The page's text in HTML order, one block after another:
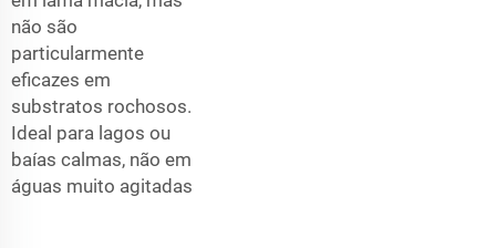
não são
particularmente
eficazes em
substratos rochosos.
Ideal para lagos ou
baías calmas, não em
águas muito agitadas